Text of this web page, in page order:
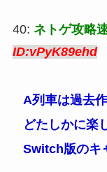
40: ネトゲ攻略
ID:vPyK89ehd
A列車は過去
どたしかに楽
Switch版のキ